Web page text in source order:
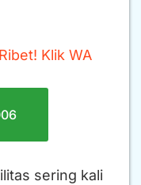
Klik WA
sering kali